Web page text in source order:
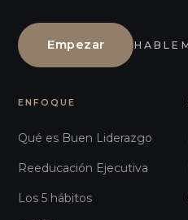
Empezar
ENFOQUE
Qué es Buen Liderazgo
Reeducación Ejecutiva
Los 5 hábitos